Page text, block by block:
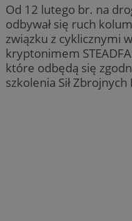
Od 12 lutego br. na
odbywał się ruch
związku z cyklicznymi
kryptonimem
które odbędą się
szkolenia Sił Zbrojnych